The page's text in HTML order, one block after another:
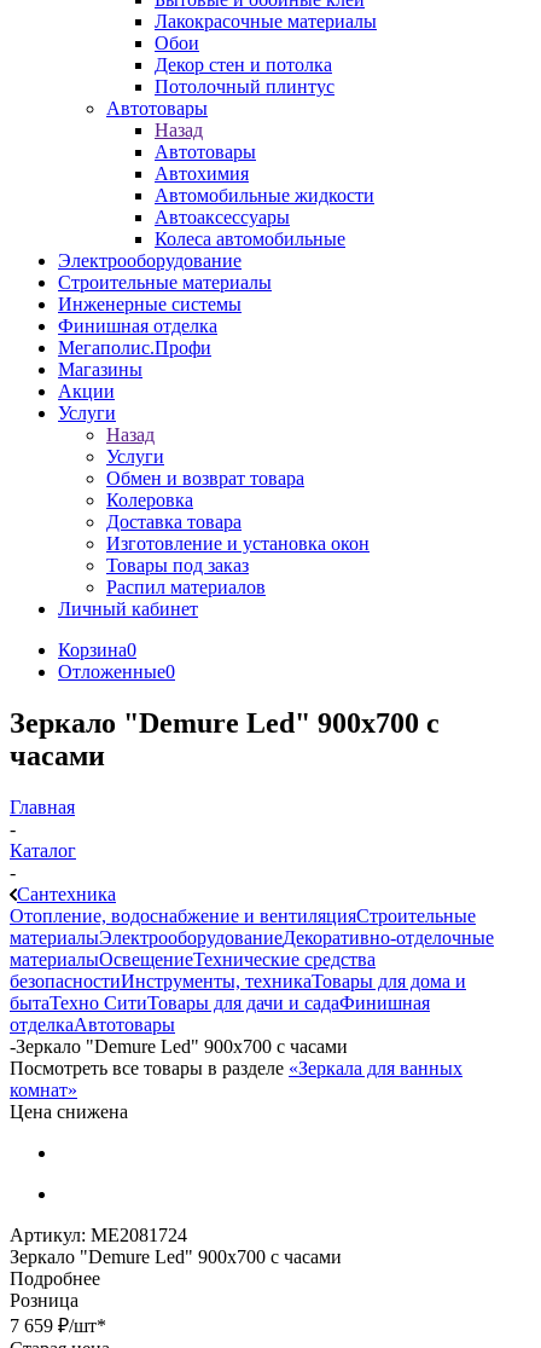
Лакокрасочные материалы
Обои
Декор стен и потолка
Потолочный плинтус
Автотовары
Назад
Автотовары
Автохимия
Автомобильные жидкости
Автоаксессуары
Колеса автомобильные
Электрооборудование
Строительные материалы
Инженерные системы
Финишная отделка
Мегаполис.Профи
Магазины
Акции
Услуги
Назад
Услуги
Обмен и возврат товара
Колеровка
Доставка товара
Изготовление и установка окон
Товары под заказ
Распил материалов
Личный кабинет
Корзина0
Отложенные0
Зеркало "Demure Led" 900х700 с
часами
Главная
-
Каталог
-
Сантехника
Отопление, водоснабжение и вентиляцияСтроительные
материалыЭлектрооборудованиеДекоративно-отделочные
материалыОсвещениеТехнические средства
безопасностиИнструменты, техникаТовары для дома и
бытаТехно СитиТовары для дачи и садаФинишная
отделкаАвтотовары
-Зеркало "Demure Led" 900х700 с часами
Посмотреть все товары в разделе «Зеркала для ванных
комнат»
Цена снижена
Артикул: МЕ2081724
Зеркало "Demure Led" 900х700 с часами
Подробнее
Розница
7 659 ₽/шт*